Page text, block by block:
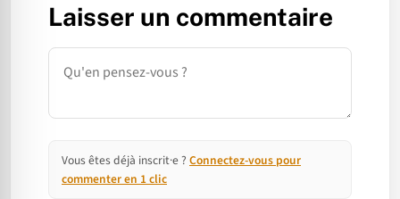
Laisser un commentaire
Commentaire
Vous êtes déjà inscrit·e ? Connectez-vous pour
commenter en 1 clic